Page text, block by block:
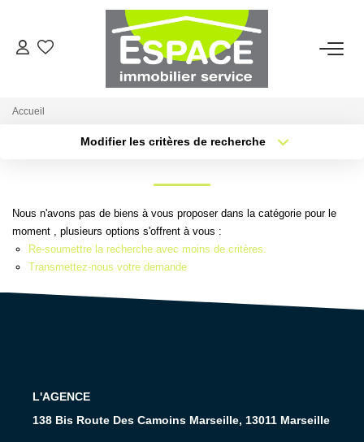
VENTES
GESTION LOCATIVE
Accueil
Modifier les critères de recherche
Sélectionnez...
Surface min
Budget max Plus de critères
Nous n'avons pas de biens à vous proposer dans la catégorie pour le
moment , plusieurs options s'offrent à vous :
Re-soumettre la recherche avec moins de critères.
Transmettez-nous votre demande
L'AGENCE
138 Bis Route Des Camoins Marseille, 13011 Marseille